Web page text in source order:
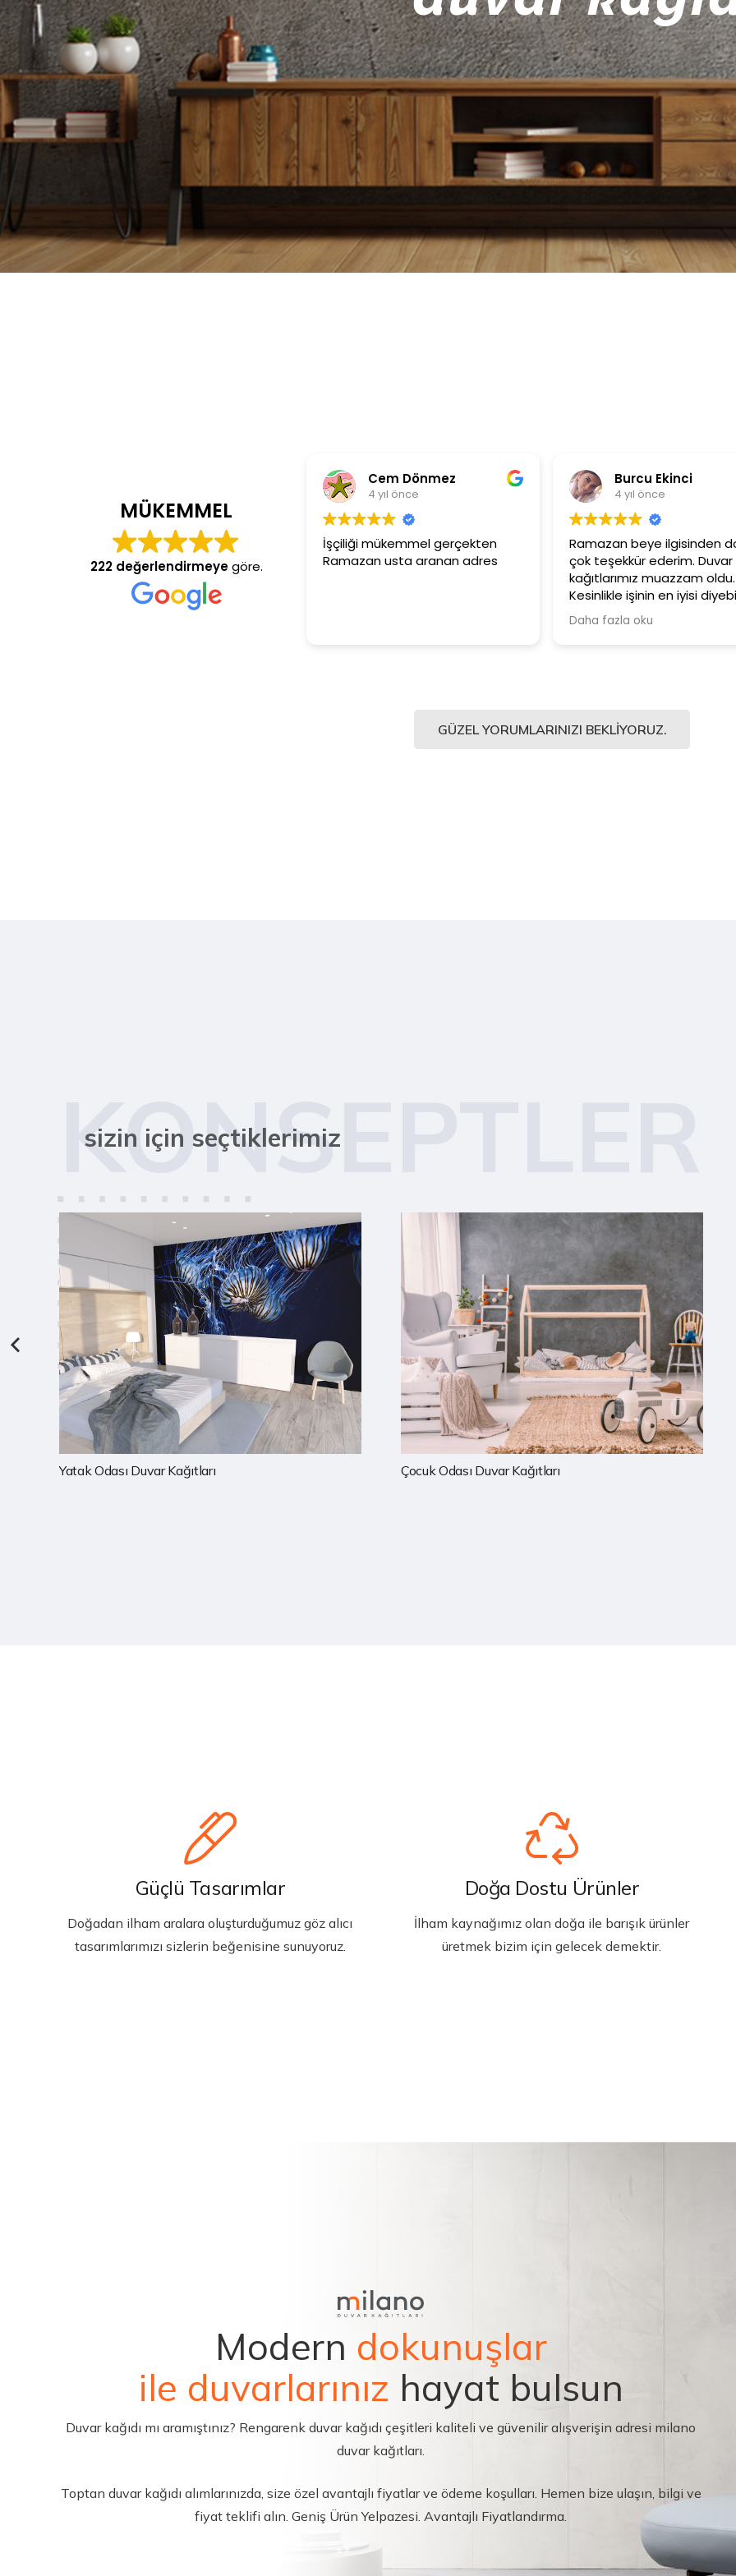
MÜKEMMEL
222 değerlendirmeyegöre.
Cem Dönmez
4 yıl önce
İşçiliği mükemmel gerçekten
Ramazan usta aranan adres
Burcu Ekinci
4 yıl önce
Ramazan beye ilgisinden
çok teşekkür ederim. Duvar
kağıtlarımız muazzam oldu.
Kesinlikle işinin en iyisi
Şiddetle tavsiye ediyorum.
Daha fazla oku
GÜZEL YORUMLARINIZI BEKLIYORUZ.
KONSEPTLER
sizin için seçtiklerimiz
Çocuk Odası Duvar Kağıtları Mutfak Duvar Kağıtları
Güçlü Tasarımlar
Doğadan ilham aralara oluşturduğumuz göz alıcı
tasarımlarımızı sizlerin beğenisine sunuyoruz.
Doğa Dostu Ürünler
İlham kaynağımız olan doğa ile barışık ürünler
üretmek bizim için gelecek demektir.
Modern dokunuşlar
ile duvarlarınız hayat bulsun
Duvar kağıdı mı aramıştınız? Rengarenk duvar kağıdı çeşitleri kaliteli ve güvenilir alışverişin adresi milano
duvar kağıtları.
Toptan duvar kağıdı alımlarınızda, size özel avantajlı fiyatlar ve ödeme koşulları. Hemen bize ulaşın, bilgi ve
fiyat teklifi alın. Geniş Ürün Yelpazesi. Avantajlı Fiyatlandırma.